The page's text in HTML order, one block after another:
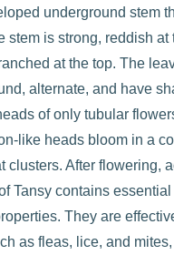
underground stem
stem is strong, reddish at
at the top. The
alternate, and have
of only tubular
like heads bloom in a
clusters. After flowering,
Tansy contains
They are
as fleas, lice, and